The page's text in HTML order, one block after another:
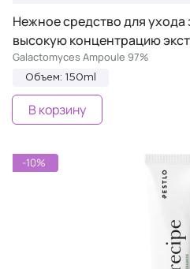
Нежное средство для
высокую концентрацию
Galactomyces Ampoule 97%
Объем: 150ml
В корзину
-10%